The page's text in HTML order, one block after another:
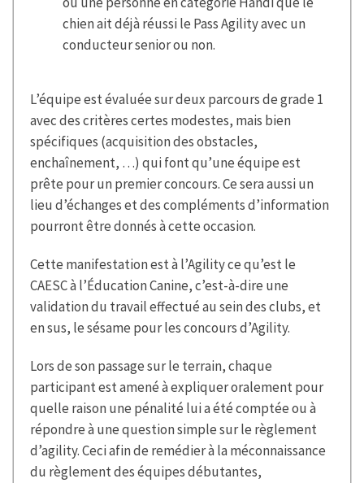
chien ait déjà réussi le Pass Agility avec un
conducteur senior ou non.
L’équipe est évaluée sur deux parcours de grade 1
avec des critères certes modestes, mais bien
spécifiques (acquisition des obstacles,
enchaînement, …) qui font qu’une équipe est
prête pour un premier concours. Ce sera aussi un
lieu d’échanges et des compléments d’information
pourront être donnés à cette occasion.
Cette manifestation est à l’Agility ce qu’est le
CAESC à l’Éducation Canine, c’est-à-dire une
validation du travail effectué au sein des clubs, et
en sus, le sésame pour les concours d’Agility.
Lors de son passage sur le terrain, chaque
participant est amené à expliquer oralement pour
quelle raison une pénalité lui a été comptée ou à
répondre à une question simple sur le règlement
d’agility. Ceci afin de remédier à la méconnaissance
du règlement des équipes débutantes,